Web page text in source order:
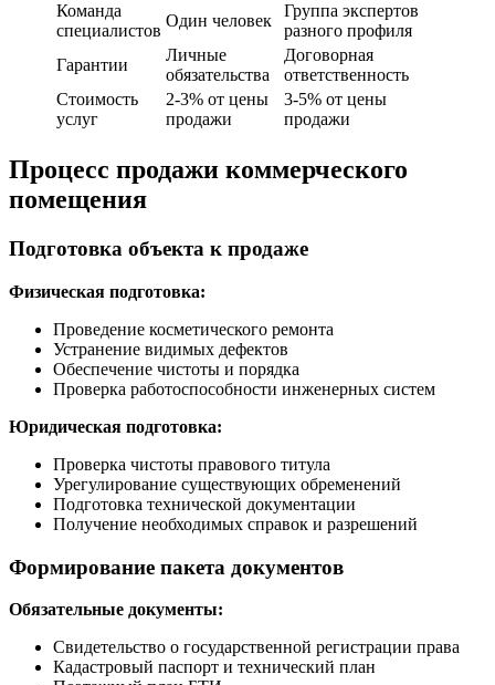
Команда
специалистов
Один человек
Группа экспертов
разного профиля
Гарантии
Личные
обязательства
Договорная
ответственность
Стоимость
услуг
2-3% от цены
продажи
3-5% от цены
продажи
Процесс продажи коммерческого
помещения
Подготовка объекта к продаже
Физическая подготовка:
Проведение косметического ремонта
Устранение видимых дефектов
Обеспечение чистоты и порядка
Проверка работоспособности инженерных систем
Юридическая подготовка:
Проверка чистоты правового титула
Урегулирование существующих обременений
Подготовка технической документации
Получение необходимых справок и разрешений
Формирование пакета документов
Обязательные документы:
Свидетельство о государственной регистрации права
Кадастровый паспорт и технический план